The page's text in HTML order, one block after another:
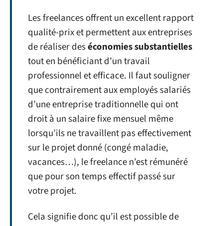
Les freelances offrent un excellent rapport
qualité-prix et permettent aux entreprises
de réaliser deséconomies substantielles
tout en bénéficiant d’un travail
professionnel et efficace. Il faut souligner
que contrairement aux employés salariés
d’une entreprise traditionnelle qui ont
droit à un salaire fixe mensuel même
lorsqu’ils ne travaillent pas effectivement
sur le projet donné (congé maladie,
vacances…), le freelance n’est rémunéré
que pour son temps effectif passé sur
votre projet.
Cela signifie donc qu’il est possible de